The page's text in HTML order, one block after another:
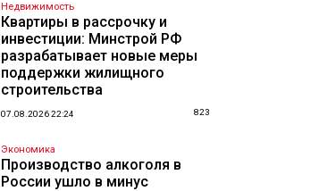
Недвижимость
Квартиры в рассрочку и
инвестиции: Минстрой РФ
разрабатывает новые меры
поддержки жилищного
строительства
07.08.2026 22:24 823
Экономика
Производство алкоголя в
России ушло в минус